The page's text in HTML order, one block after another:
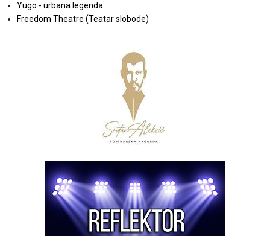
Yugo - urbana legenda
Freedom Theatre (Teatar slobode)